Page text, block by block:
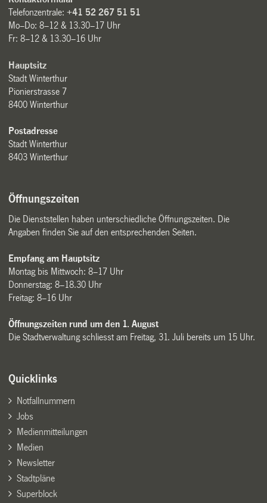
Telefonzentrale:+41 52 267 51 51
Mo–Do: 8–12 & 13.30–17 Uhr
Fr: 8–12 & 13.30–16 Uhr
Hauptsitz
Stadt Winterthur
Pionierstrasse 7
8400 Winterthur
Postadresse
Stadt Winterthur
8403 Winterthur
Öffnungszeiten
Die Dienststellen haben unterschiedliche Öffnungszeiten. Die
Angaben finden Sie auf den entsprechenden Seiten.
Empfang am Hauptsitz
Montag bis Mittwoch: 8–17 Uhr
Donnerstag: 8–18.30 Uhr
Freitag: 8–16 Uhr
Öffnungszeiten rund um den 1. August
Die Stadtverwaltung schliesst am Freitag, 31. Juli bereits um 15 Uhr.
Quicklinks
Notfallnummern
Jobs
Medienmitteilungen
Medien
Newsletter
Stadtpläne
Superblock